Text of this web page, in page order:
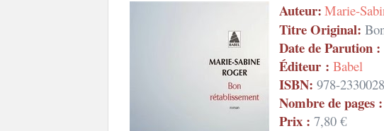
Auteur: Marie-
Titre Original:
Date de Parution :
Éditeur : Babel
ISBN: 978-
Nombre de pages :
Prix : 7,80 €